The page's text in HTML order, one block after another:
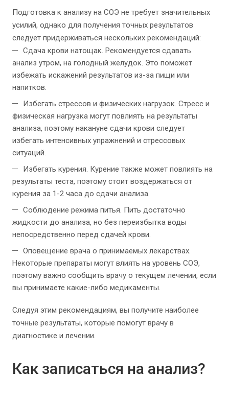
Подготовка к анализу на СОЭ не требует значительных
усилий, однако для получения точных результатов
следует придерживаться нескольких рекомендаций:
Сдача крови натощак. Рекомендуется сдавать
анализ утром, на голодный желудок. Это поможет
избежать искажений результатов из-за пищи или
напитков.
Избегать стрессов и физических нагрузок. Стресс и
физическая нагрузка могут повлиять на результаты
анализа, поэтому накануне сдачи крови следует
избегать интенсивных упражнений и стрессовых
ситуаций.
Избегать курения. Курение также может повлиять на
результаты теста, поэтому стоит воздержаться от
курения за 1-2 часа до сдачи анализа.
Соблюдение режима питья. Пить достаточно
жидкости до анализа, но без переизбытка воды
непосредственно перед сдачей крови.
Оповещение врача о принимаемых лекарствах.
Некоторые препараты могут влиять на уровень СОЭ,
поэтому важно сообщить врачу о текущем лечении, если
вы принимаете какие-либо медикаменты.
Следуя этим рекомендациям, вы получите наиболее
точные результаты, которые помогут врачу в
диагностике и лечении.
Как записаться на анализ?